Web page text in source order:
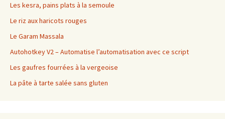
Les kesra, pains plats à la semoule
Le riz aux haricots rouges
Le Garam Massala
Autohotkey V2 – Automatise l’automatisation avec ce script
Les gaufres fourrées à la vergeoise
La pâte à tarte salée sans gluten